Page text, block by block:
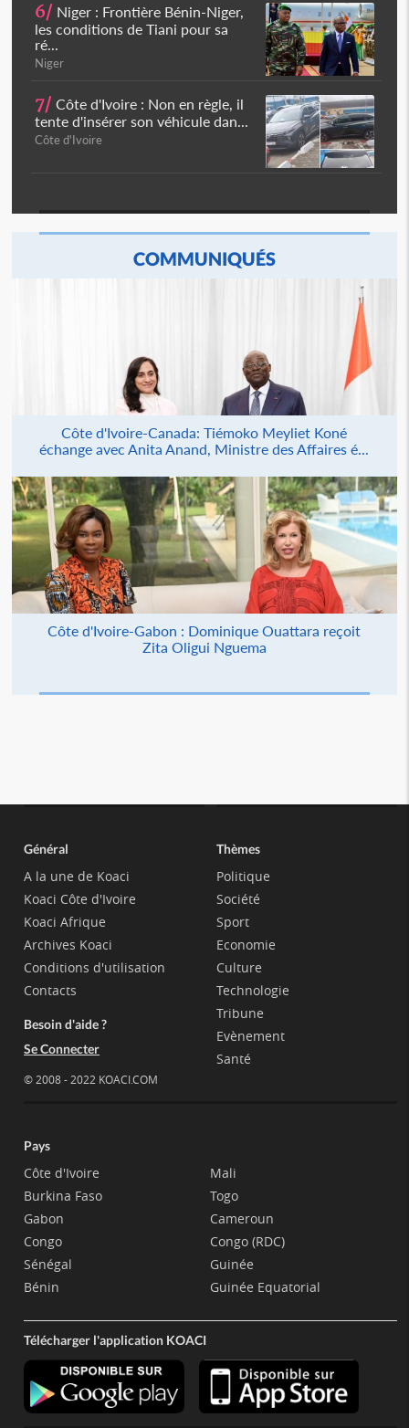
6/ Niger : Frontière Bénin-Niger,
les conditions de Tiani pour sa
ré...
Niger
7/ Côte d'Ivoire : Non en règle, il
tente d'insérer son véhicule dan...
Côte d'Ivoire
COMMUNIQUÉS
Côte d'Ivoire-Canada: Tiémoko Meyliet Koné
échange avec Anita Anand, Ministre des Affaires é...
Côte d'Ivoire-Gabon : Dominique Ouattara reçoit
Zita Oligui Nguema
Général
A la une de Koaci
Koaci Côte d'Ivoire
Koaci Afrique
Archives Koaci
Conditions d'utilisation
Contacts
Besoin d'aide ?
Se Connecter
© 2008 - 2022 KOACI.COM
Thèmes
Politique
Société
Sport
Economie
Culture
Technologie
Tribune
Evènement
Santé
Pays
Côte d'Ivoire
Burkina Faso
Gabon
Congo
Sénégal
Bénin
Mali
Togo
Cameroun
Congo (RDC)
Guinée
Guinée Equatorial
Télécharger l'application KOACI